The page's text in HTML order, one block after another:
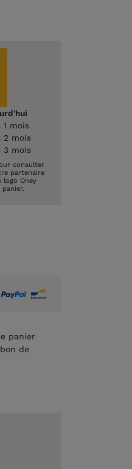
1 mois
2 mois
3 mois
consulter
partenaire
logo Oney
panier
de